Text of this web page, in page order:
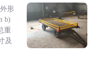
形
b)
重
及